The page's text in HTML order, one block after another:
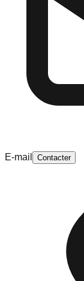
E-mail Contacter